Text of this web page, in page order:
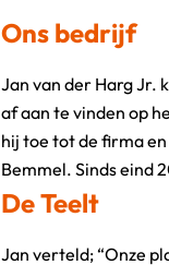
Ons bedrijf
Jan van der Harg Jr.
af aan te vinden op
hij toe tot de firma
Bemmel. Sinds eind
familiebedrijf en
Jr. zit niet stil en
De Teelt
Jan verteld; “Onze